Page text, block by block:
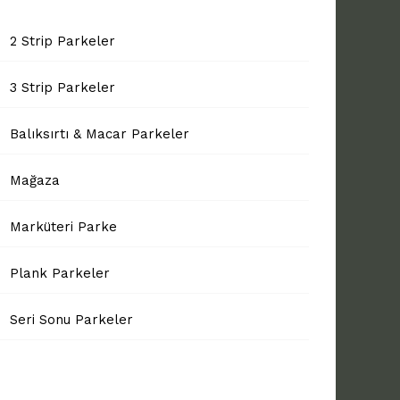
2 Strip Parkeler
3 Strip Parkeler
Balıksırtı & Macar Parkeler
Mağaza
Marküteri Parke
Plank Parkeler
Seri Sonu Parkeler